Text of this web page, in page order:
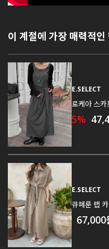
이 계절에 가장 매력적인
E.SELECT
로케아 스카
5%
E.SELECT
큐페룬 랩
67,000